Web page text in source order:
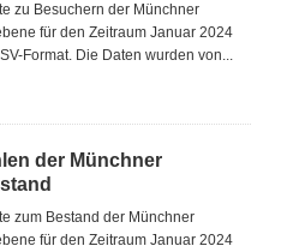
zu Besuchern der Münchner
für den Zeitraum Januar 2024
Format. Die Daten wurden von...
der Münchner
zum Bestand der Münchner
für den Zeitraum Januar 2024